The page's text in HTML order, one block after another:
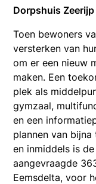
Dorpshuis Zeerijp
Toen bewoners
versterken van
om er een nieuw
maken. Een
plek als
gymzaal,
en een
plannen van
en inmiddels is
aangevraagde
Eemsdelta, voor